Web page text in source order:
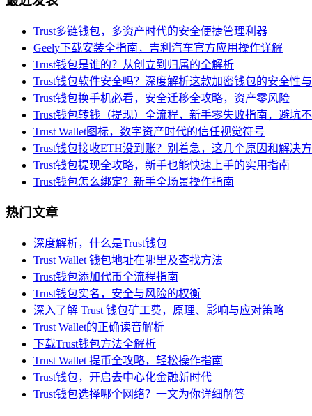
Trust多链钱包，多资产时代的安全便捷管理利器
Geely下载安装全指南，吉利汽车官方应用操作详解
Trust钱包是谁的？从创立到归属的全解析
Trust钱包软件安全吗？深度解析这款加密钱包的安全性
Trust钱包换手机必看，安全迁移全攻略，资产零风险
Trust钱包转钱（提现）全流程，新手零失败指南，避坑
Trust Wallet图标，数字资产时代的信任视觉符号
Trust钱包接收ETH没到账？别着急，这几个原因和解决
Trust钱包提现全攻略，新手也能快速上手的实用指南
Trust钱包怎么绑定？新手全场景操作指南
热门文章
深度解析，什么是Trust钱包
Trust Wallet 钱包地址在哪里及查找方法
Trust钱包添加代币全流程指南
Trust钱包实名，安全与风险的权衡
深入了解 Trust 钱包矿工费，原理、影响与应对策略
Trust Wallet的正确读音解析
下载Trust钱包方法全解析
Trust Wallet 提币全攻略，轻松操作指南
Trust钱包，开启去中心化金融新时代
Trust钱包选择哪个网络？一文为你详细解答